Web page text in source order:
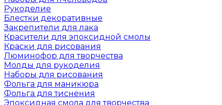
Рукоделие
Блестки декоративные
Закрепители для лака
Красители для эпоксидной смолы
Краски для рисования
Люминофор для творчества
Молды для рукоделия
Наборы для рисования
Фольга для маникюра
Фольга для тиснения
Эпоксидная смола для творчества